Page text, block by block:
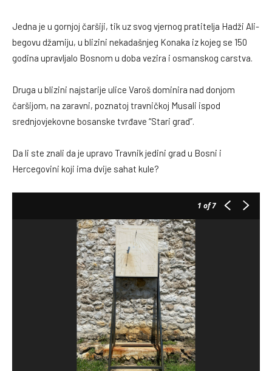
Jedna je u gornjoj čaršiji, tik uz svog vjernog pratitelja Hadži Ali-
begovu džamiju, u blizini nekadašnjeg Konaka iz kojeg se 150
godina upravljalo Bosnom u doba vezira i osmanskog carstva.
Druga u blizini najstarije ulice Varoš dominira nad donjom
čaršijom, na zaravni, poznatoj travničkoj Musali ispod
srednjovjekovne bosanske tvrđave “Stari grad”.
Da li ste znali da je upravo Travnik jedini grad u Bosni i
Hercegovini koji ima dvije sahat kule?
1 of 7